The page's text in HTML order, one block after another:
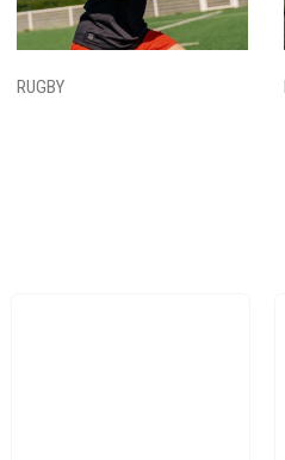
RUGBY